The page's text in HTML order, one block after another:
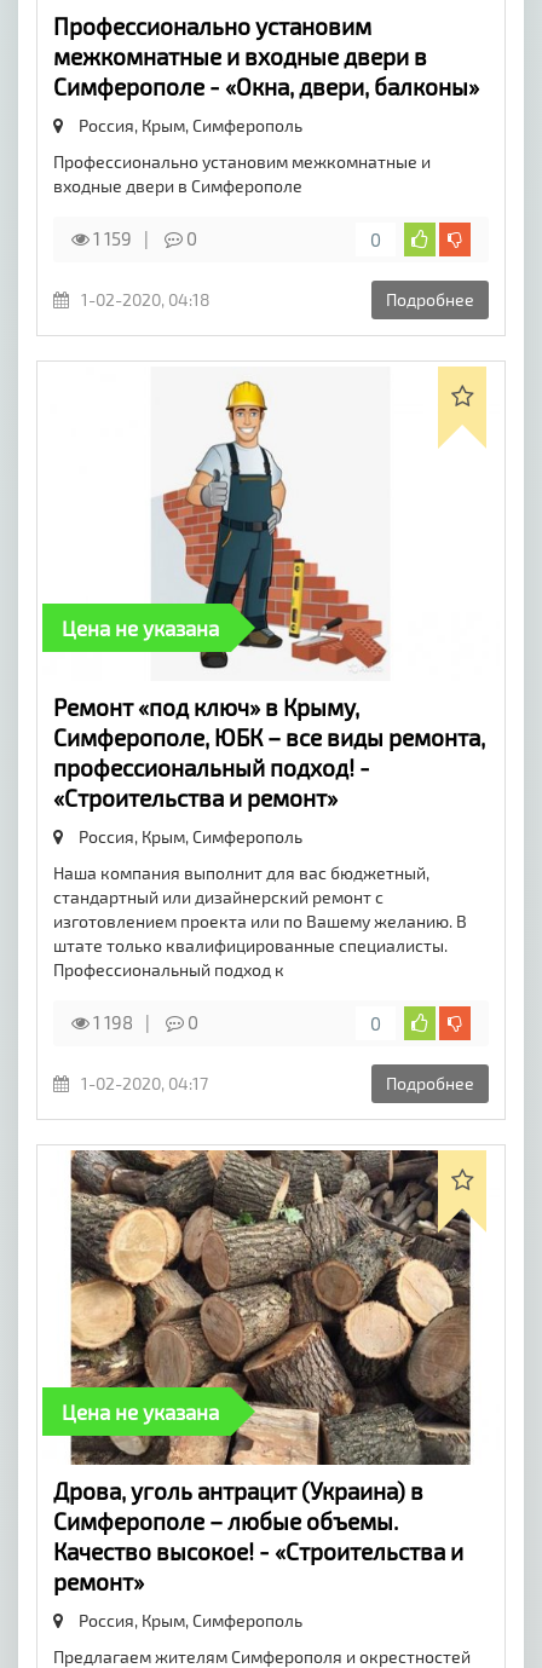
Профессионально установим
межкомнатные и входные двери в
Симферополе - «Окна, двери, балконы»
Россия, Крым,Симферополь
Профессионально установим межкомнатные и
входные двери в Симферополе
1 159 0 0
1-02-2020, 04:18 Подробнее
Цена не указана
​Ремонт «под ключ» в Крыму,
Симферополе, ЮБК – все виды ремонта,
профессиональный подход! -
«Строительства и ремонт»
Россия, Крым,Симферополь
Наша компания выполнит для вас бюджетный,
стандартный или дизайнерский ремонт с
изготовлением проекта или по Вашему желанию. В
штате только квалифицированные специалисты.
Профессиональный подход к
1 198 0 0
1-02-2020, 04:17 Подробнее
Цена не указана
​Дрова, уголь антрацит (Украина) в
Симферополе – любые объемы.
Качество высокое! - «Строительства и
ремонт»
Россия, Крым,Симферополь
Предлагаем жителям Симферополя и окрестностей